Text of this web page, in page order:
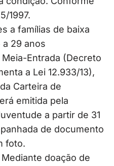
1997.
a famílias de baixa
a 29 anos
Entrada (Decreto
a Lei 12.933/13),
Carteira de
emitida pela
a partir de 31
de documento
foto.
doação de